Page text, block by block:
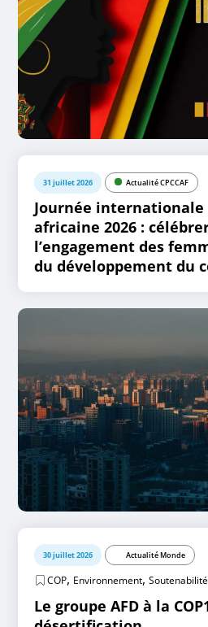
31 juillet 2026 Actualité CPCCAF
Journée internationale
africaine 2026 :
l’engagement des
du développement du
30 juillet 2026 Actualité Monde
COP, Environnement,Soutenabilité
Le groupe AFD à la